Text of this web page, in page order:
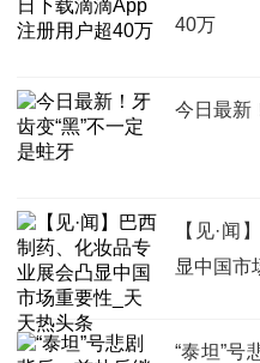
40万
今日最新
【见·闻
显中国市
“泰坦”号